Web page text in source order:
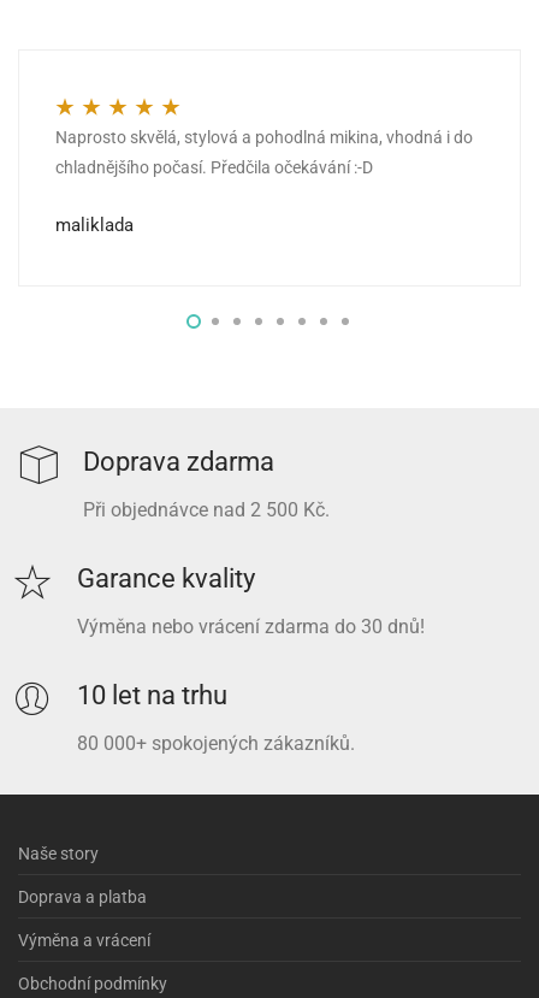
Hodnocení 5z 5
Naprosto skvělá, stylová a pohodlná mikina, vhodná i do
chladnějšího počasí. Předčila očekávání :-D
maliklada
Doprava zdarma
Při objednávce nad 2 500 Kč.
Garance kvality
Výměna nebo vrácení zdarma do 30 dnů!
10 let na trhu
80 000+ spokojených zákazníků.
Naše story
Doprava a platba
Výměna a vrácení
Obchodní podmínky